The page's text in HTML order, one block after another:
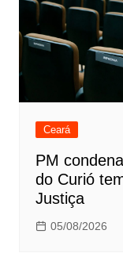
Ceará
PM
do Curió
Justiça
05/08/2026